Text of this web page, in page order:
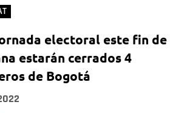
electoral este fin de
estarán cerrados 4
de Bogotá